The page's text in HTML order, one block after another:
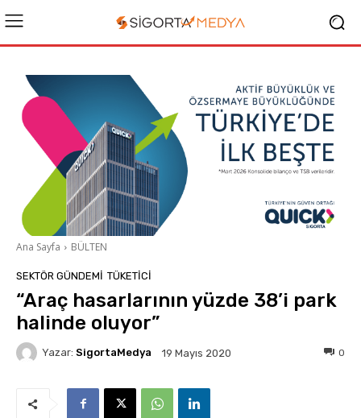
Ana Sayfa BÜLTEN
SEKTÖR GÜNDEMİ TÜKETICI
“Araç hasarlarının yüzde 38’i park
halinde oluyor”
Yazar: SigortaMedya 19 Mayıs 2020 0